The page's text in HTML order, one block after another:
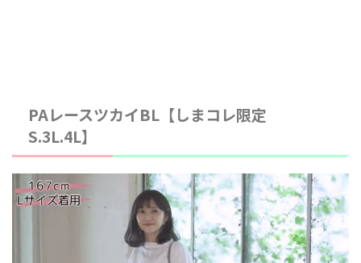
PAレースツカイBL【しまコレ限定
S.3L.4L】